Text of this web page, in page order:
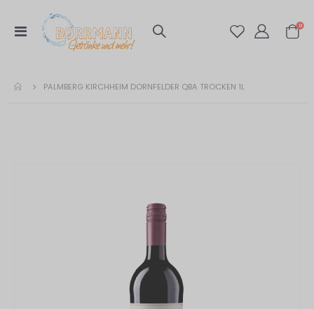
Navigation
umschalten
0
PALMBERG KIRCHHEIM DORNFELDER QBA TROCKEN 1L